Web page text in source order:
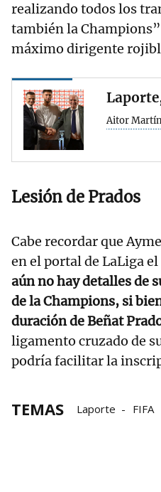
realizando todos los
también la
máximo dirigente
Aitor
Lesión de Prados
Cabe recordar que
en el portal de LaLiga
aún no hay detalles de
de la Champions, si
duración de Beñat
ligamento cruzado de
podría facilitar la
TEMAS Laporte FIFA